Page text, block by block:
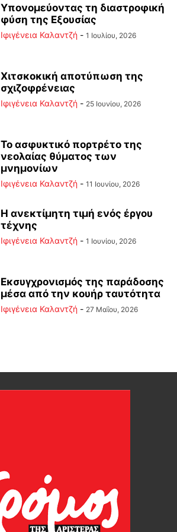
Υπονομεύοντας τη διαστροφική
φύση της Εξουσίας
Ιφιγένεια Καλαντζή - 1 Ιουλίου, 2026
Χιτσκοκική αποτύπωση της
σχιζοφρένειας
Ιφιγένεια Καλαντζή - 25 Ιουνίου, 2026
Το ασφυκτικό πορτρέτο της
νεολαίας θύματος των
μνημονίων
Ιφιγένεια Καλαντζή - 11 Ιουνίου, 2026
Η ανεκτίμητη τιμή ενός έργου
τέχνης
Ιφιγένεια Καλαντζή - 1 Ιουνίου, 2026
Εκσυγχρονισμός της παράδοσης
μέσα από την κουήρ ταυτότητα
Ιφιγένεια Καλαντζή - 27 Μαΐου, 2026